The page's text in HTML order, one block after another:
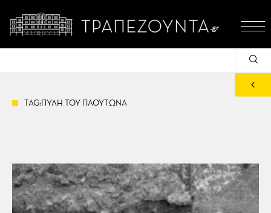
TAG:ΠΥΛΗ ΤΟΥ ΠΛΟΥΤΩΝΑ